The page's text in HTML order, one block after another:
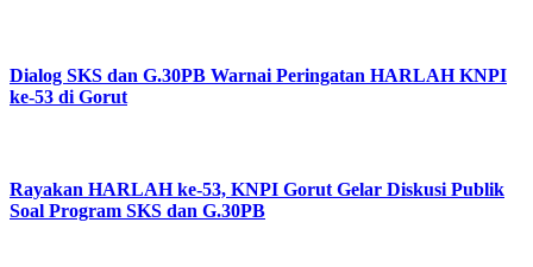
Dialog SKS dan G.30PB Warnai Peringatan HARLAH KNPI
ke-53 di Gorut
Rayakan HARLAH ke-53, KNPI Gorut Gelar Diskusi Publik
Soal Program SKS dan G.30PB